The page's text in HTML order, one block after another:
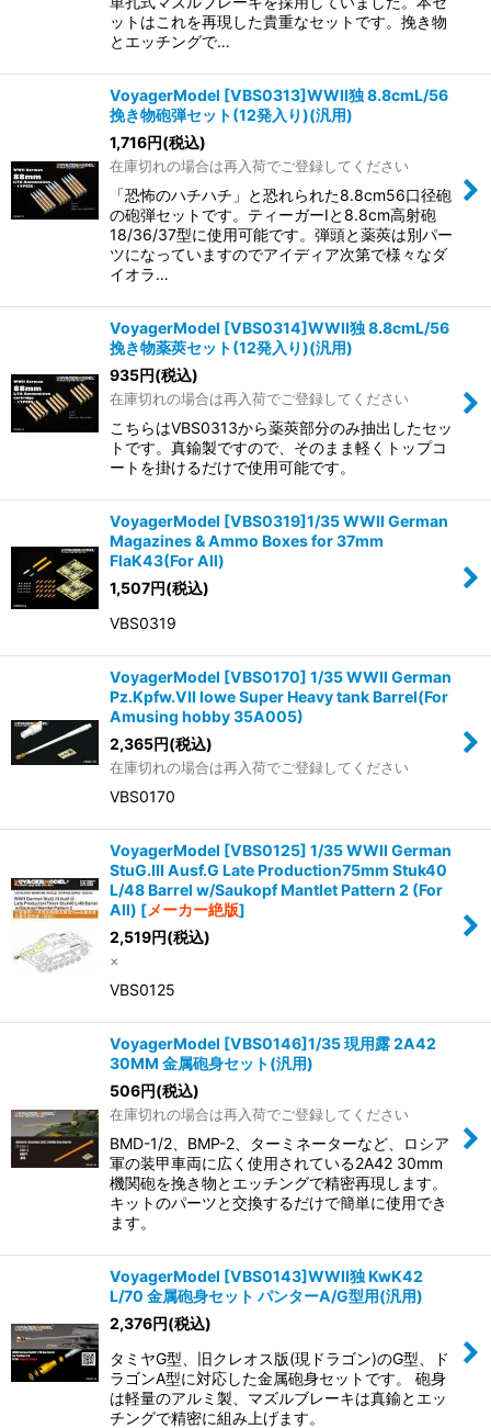
ットはこれを再現した貴重なセットです。挽き物
とエッチングで…
VoyagerModel [VBS0313]WWII独 8.8cmL/56
挽き物砲弾セット(12発入り)(汎用)
1,716円(税込)
在庫切れの場合は再入荷でご登録してください
「恐怖のハチハチ」と恐れられた8.8cm56口径砲
の砲弾セットです。ティーガーIと8.8cm高射砲
18/36/37型に使用可能です。弾頭と薬莢は別パー
ツになっていますのでアイディア次第で様々なダ
イオラ…
VoyagerModel [VBS0314]WWII独 8.8cmL/56
挽き物薬莢セット(12発入り)(汎用)
935円(税込)
在庫切れの場合は再入荷でご登録してください
こちらはVBS0313から薬莢部分のみ抽出したセッ
トです。真鍮製ですので、そのまま軽くトップコ
ートを掛けるだけで使用可能です。
VoyagerModel [VBS0319]1/35 WWII German
Magazines & Ammo Boxes for 37mm
FlaK43(For All)
1,507円(税込)
VBS0319
VoyagerModel [VBS0170] 1/35 WWII German
Pz.Kpfw.VII lowe Super Heavy tank Barrel(For
Amusing hobby 35A005)
2,365円(税込)
在庫切れの場合は再入荷でご登録してください
VBS0170
VoyagerModel [VBS0125] 1/35 WWII German
StuG.III Ausf.G Late Production75mm Stuk40
L/48 Barrel w/Saukopf Mantlet Pattern 2 (For
All) [メーカー絶版]
2,519円(税込)
×
VBS0125
VoyagerModel [VBS0146]1/35 現用露 2A42
30MM 金属砲身セット(汎用)
506円(税込)
在庫切れの場合は再入荷でご登録してください
BMD-1/2、BMP-2、ターミネーターなど、ロシア
軍の装甲車両に広く使用されている2A42 30mm
機関砲を挽き物とエッチングで精密再現します。
キットのパーツと交換するだけで簡単に使用でき
ます。
VoyagerModel [VBS0143]WWII独 KwK42
L/70 金属砲身セット パンターA/G型用(汎用)
2,376円(税込)
タミヤG型、旧クレオス版(現ドラゴン)のG型、ド
ラゴンA型に対応した金属砲身セットです。 砲身
は軽量のアルミ製、マズルブレーキは真鍮とエッ
チングで精密に組み上げます。